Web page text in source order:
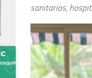
sanitarios,